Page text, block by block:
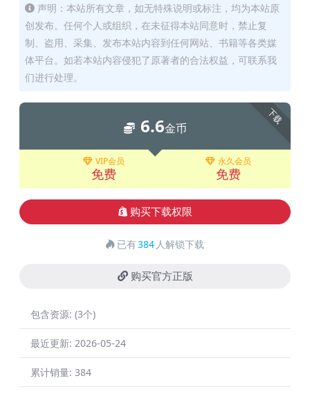
声明：本站所有文章，如无特殊说明或标注，均为本站原
创发布。任何个人或组织，在未征得本站同意时，禁止复
制、盗用、采集、发布本站内容到任何网站、书籍等各类媒
体平台。如若本站内容侵犯了原著者的合法权益，可联系我
们进行处理。
下载
6.6金币
VIP会员
免费
永久会员
免费
购买下载权限
已有384 人解锁下载
购买官方正版
包含资源: (3个)
最近更新: 2026-05-24
累计销量: 384